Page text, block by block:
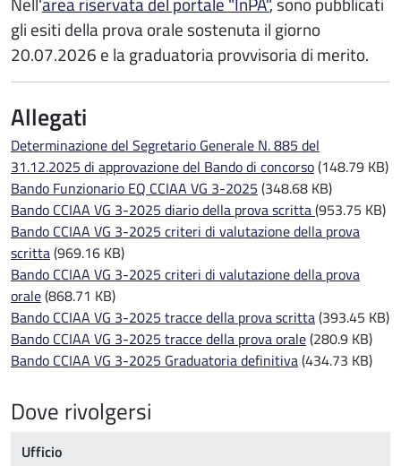
gli esiti della prova orale sostenuta il giorno
20.07.2026 e la graduatoria provvisoria di merito.
Allegati
Determinazione del Segretario Generale N. 885 del
31.12.2025 di approvazione del Bando di concorso(148.79 KB)
Bando Funzionario EQ CCIAA VG 3-2025 (348.68 KB)
Bando CCIAA VG 3-2025 diario della prova scritta(953.75 KB)
Bando CCIAA VG 3-2025 criteri di valutazione della prova
scritta(969.16 KB)
Bando CCIAA VG 3-2025 criteri di valutazione della prova
orale(868.71 KB)
Bando CCIAA VG 3-2025 tracce della prova scritta(393.45 KB)
Bando CCIAA VG 3-2025 tracce della prova orale(280.9 KB)
Bando CCIAA VG 3-2025 Graduatoria definitiva(434.73 KB)
Dove rivolgersi
Ufficio